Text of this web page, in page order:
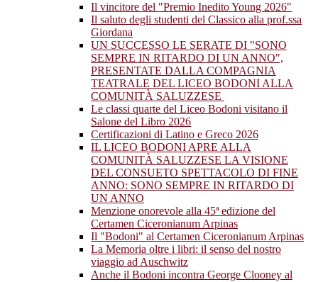
Il vincitore del "Premio Inedito Young 2026"
Il saluto degli studenti del Classico alla prof.ssa
Giordana
UN SUCCESSO LE SERATE DI "SONO
SEMPRE IN RITARDO DI UN ANNO",
PRESENTATE DALLA COMPAGNIA
TEATRALE DEL LICEO BODONI ALLA
COMUNITÀ SALUZZESE
Le classi quarte del Liceo Bodoni visitano il
Salone del Libro 2026
Certificazioni di Latino e Greco 2026
IL LICEO BODONI APRE ALLA
COMUNITÀ SALUZZESE LA VISIONE
DEL CONSUETO SPETTACOLO DI FINE
ANNO: SONO SEMPRE IN RITARDO DI
UN ANNO
Menzione onorevole alla 45ª edizione del
Certamen Ciceronianum Arpinas
Il "Bodoni" al Certamen Ciceronianum Arpinas
La Memoria oltre i libri: il senso del nostro
viaggio ad Auschwitz
Anche il Bodoni incontra George Clooney al